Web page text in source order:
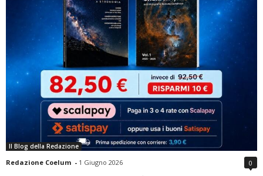
Il Blog della Redazione
Redazione Coelum - 1 Giugno 2026 0